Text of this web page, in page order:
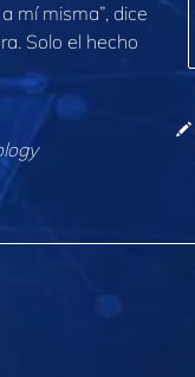
mí misma”, dice
Solo el hecho